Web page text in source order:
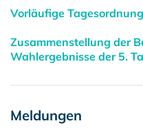
Vorläufige Tagesordnung
Zusammenstellung der
Wahlergebnisse der 5.
Meldungen